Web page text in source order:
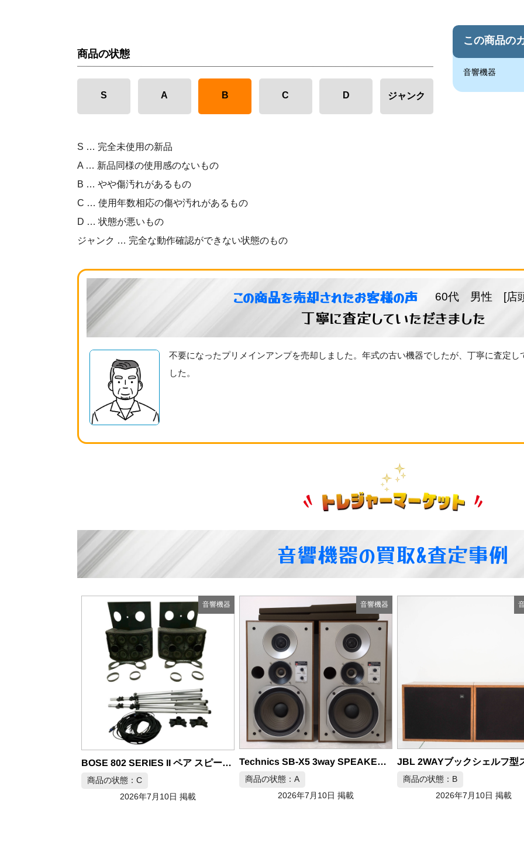
この商品の
音響機器
商品の状態
S A B C D ジャンク
S … 完全未使用の新品
A … 新品同様の使用感のないもの
B … やや傷汚れがあるもの
C … 使用年数相応の傷や汚れがあるもの
D … 状態が悪いもの
ジャンク … 完全な動作確認ができない状態のもの
この商品を売却されたお客様の声 60代 男性 [店
丁寧に査定していただきました
不要になったプリメインアンプを売却しました。年式の古い機器でしたが、丁寧に査定
した。
音響機器の買取&査定事例
音響機器
Technics SB-X5 3way SPEAKER テクニクス スピーカー ペア
商品の状態：A
2026年7月10日 掲載
音響機器
JBL 2WAYブックシェルフ型スピーカー Model 4612OK ペア
商品の状態：B
2026年7月10日 掲載
商品の状態：B
2026年7月10日 掲載